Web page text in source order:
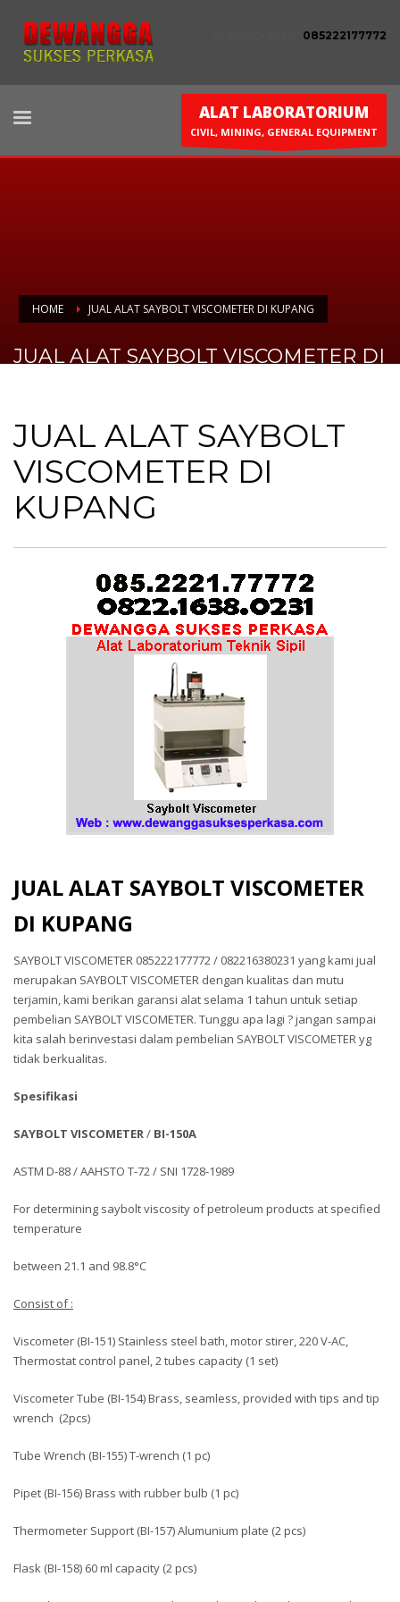
085222177772
ALAT LABORATORIUM
CIVIL, MINING, GENERAL EQUIPMENT
HOME JUAL ALAT SAYBOLT VISCOMETER DI KUPANG
JUAL ALAT SAYBOLT VISCOMETER DI
JUAL ALAT SAYBOLT
VISCOMETER DI
KUPANG
JUAL ALAT SAYBOLT VISCOMETER
DI KUPANG
SAYBOLT VISCOMETER 085222177772 / 082216380231 yang kami jual
merupakan SAYBOLT VISCOMETER dengan kualitas dan mutu
terjamin, kami berikan garansi alat selama 1 tahun untuk setiap
pembelian SAYBOLT VISCOMETER. Tunggu apa lagi ? jangan sampai
kita salah berinvestasi dalam pembelian SAYBOLT VISCOMETER yg
tidak berkualitas.
Spesifikasi
SAYBOLT VISCOMETER/ BI-150A
ASTM D-88 / AAHSTO T-72 / SNI 1728-1989
For determining saybolt viscosity of petroleum products at specified
temperature
between 21.1 and 98.8°C
Consist of :
Viscometer (BI-151) Stainless steel bath, motor stirer, 220 V-AC,
Thermostat control panel, 2 tubes capacity (1 set)
Viscometer Tube (BI-154) Brass, seamless, provided with tips and tip
wrench (2pcs)
Tube Wrench (BI-155) T-wrench (1 pc)
Pipet (BI-156) Brass with rubber bulb (1 pc)
Thermometer Support (BI-157) Alumunium plate (2 pcs)
Flask (BI-158) 60 ml capacity (2 pcs)